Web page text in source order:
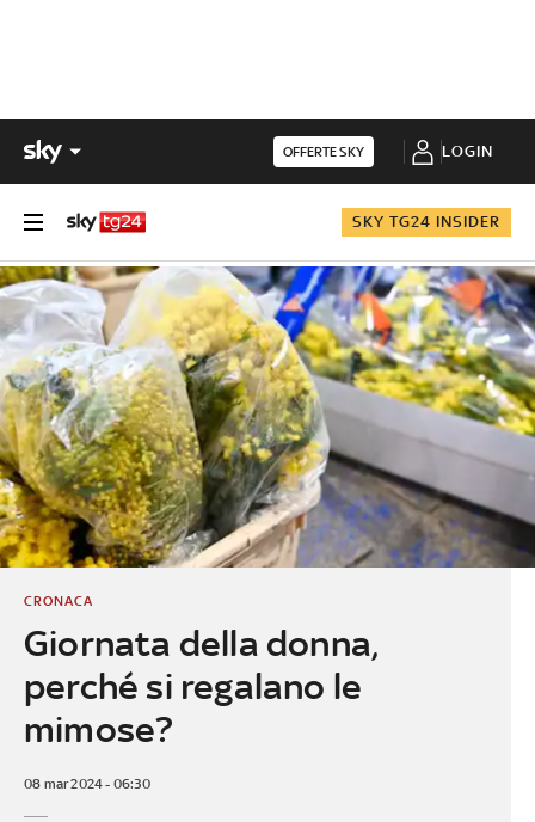
OFFERTE SKY LOGIN
SKY TG24 INSIDER
Giornata della donna,
perché si regalano le
mimose?
CRONACA
08 mar 2024 - 06:30